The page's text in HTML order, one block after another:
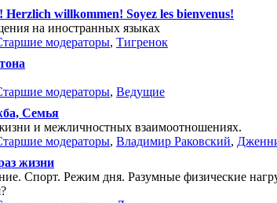
Herzlich willkommen! Soyez les bienvenus!
на иностранных языках
модераторы, Тигренок
модераторы, Ведущие
Семья
и межличностных взаимоотношениях.
модераторы, Владимир Раковский,
жизни
Спорт. Режим дня. Разумные физические